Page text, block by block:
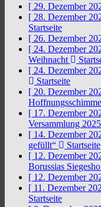
[ 29. Dezember
[ 28. Dezember
Startseite
[ 26. Dezember
[ 24. Dezember
Weihnacht
[ 24. Dezember
Startseite
[ 20. Dezember
[ 17. Dezember
Versammlung 2025
[ 14. Dezember
gefüllt“
Startseite
[ 12. Dezember
Borussias
[ 12. Dezember
[ 11. Dezember
Startseite